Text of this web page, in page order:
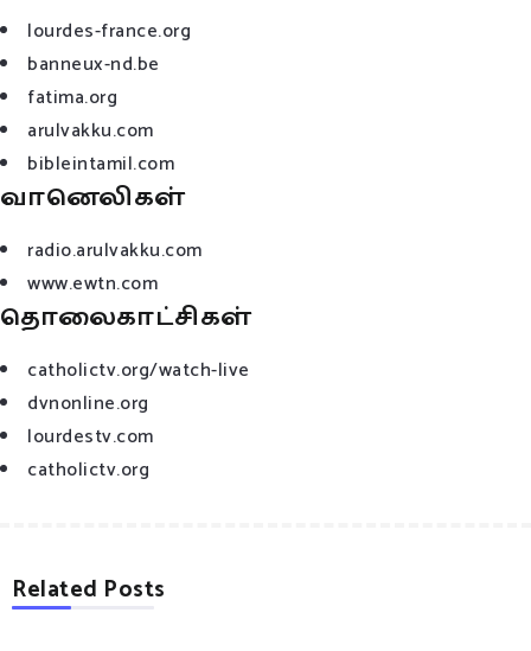
lourdes-france.org
banneux-nd.be
fatima.org
arulvakku.com
bibleintamil.com
வானெலிகள்
radio.arulvakku.com
www.ewtn.com
தொலைகாட்சிகள்
catholictv.org/watch-live
dvnonline.org
lourdestv.com
catholictv.org
Related Posts